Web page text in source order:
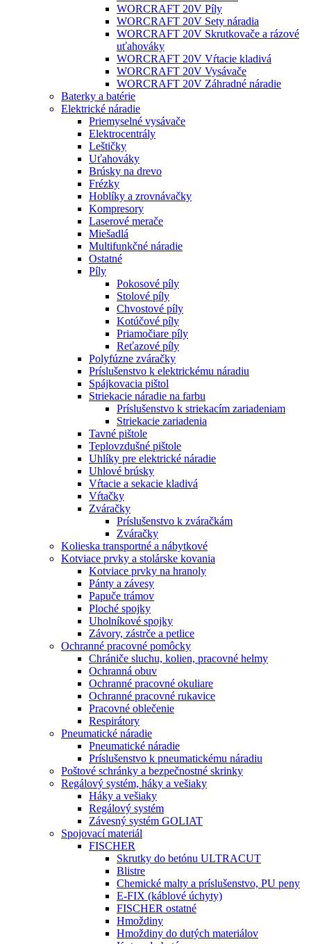
WORCRAFT 20V Píly
WORCRAFT 20V Sety náradia
WORCRAFT 20V Skrutkovače a rázové
uťahováky
WORCRAFT 20V Vŕtacie kladivá
WORCRAFT 20V Vysávače
WORCRAFT 20V Záhradné náradie
Baterky a batérie
Elektrické náradie
Priemyselné vysávače
Elektrocentrály
Leštičky
Uťahováky
Brúsky na drevo
Frézky
Hoblíky a zrovnávačky
Kompresory
Laserové merače
Miešadlá
Multifunkčné náradie
Ostatné
Píly
Pokosové píly
Stolové píly
Chvostové píly
Kotúčové píly
Priamočiare píly
Reťazové píly
Polyfúzne zváračky
Príslušenstvo k elektrickému náradiu
Spájkovacia pištol
Striekacie náradie na farbu
Príslušenstvo k striekacím zariadeniam
Striekacie zariadenia
Tavné pištole
Teplovzdušné pištole
Uhlíky pre elektrické náradie
Uhlové brúsky
Vŕtacie a sekacie kladivá
Vŕtačky
Zváračky
Príslušenstvo k zváračkám
Zváračky
Kolieska transportné a nábytkové
Kotviace prvky a stolárske kovania
Kotviace prvky na hranoly
Pánty a závesy
Papuče trámov
Ploché spojky
Uholníkové spojky
Závory, zástrče a petlice
Ochranné pracovné pomôcky
Chrániče sluchu, kolien, pracovné helmy
Ochranná obuv
Ochranné pracovné okuliare
Ochranné pracovné rukavice
Pracovné oblečenie
Respirátory
Pneumatické náradie
Pneumatické náradie
Príslušenstvo k pneumatickému náradiu
Poštové schránky a bezpečnostné skrinky
Regálový systém, háky a vešiaky
Háky a vešiaky
Regálový systém
Závesný systém GOLIAT
Spojovací materiál
FISCHER
Skrutky do betónu ULTRACUT
Blistre
Chemické malty a príslušenstvo, PU peny
E-FIX (káblové úchyty)
FISCHER ostatné
Hmoždiny
Hmoždiny do dutých materiálov